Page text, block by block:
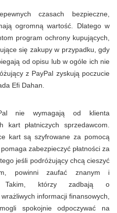
czasach bezpieczne,
ogromną wartość. Dlatego w
program ochrony kupujących,
się zakupy w przypadku, gdy
od opisu lub w ogóle ich nie
z PayPal zyskują poczucie
Efi Dahan.
nie wymagają od klienta
kart płatniczych sprzedawcom.
kart są szyfrowane za pomocą
zabezpieczyć płatności za
jeśli podróżujący chcą cieszyć
powinni zaufać znanym i
Takim, którzy zadbają o
informacji finansowych,
spokojnie odpoczywać na